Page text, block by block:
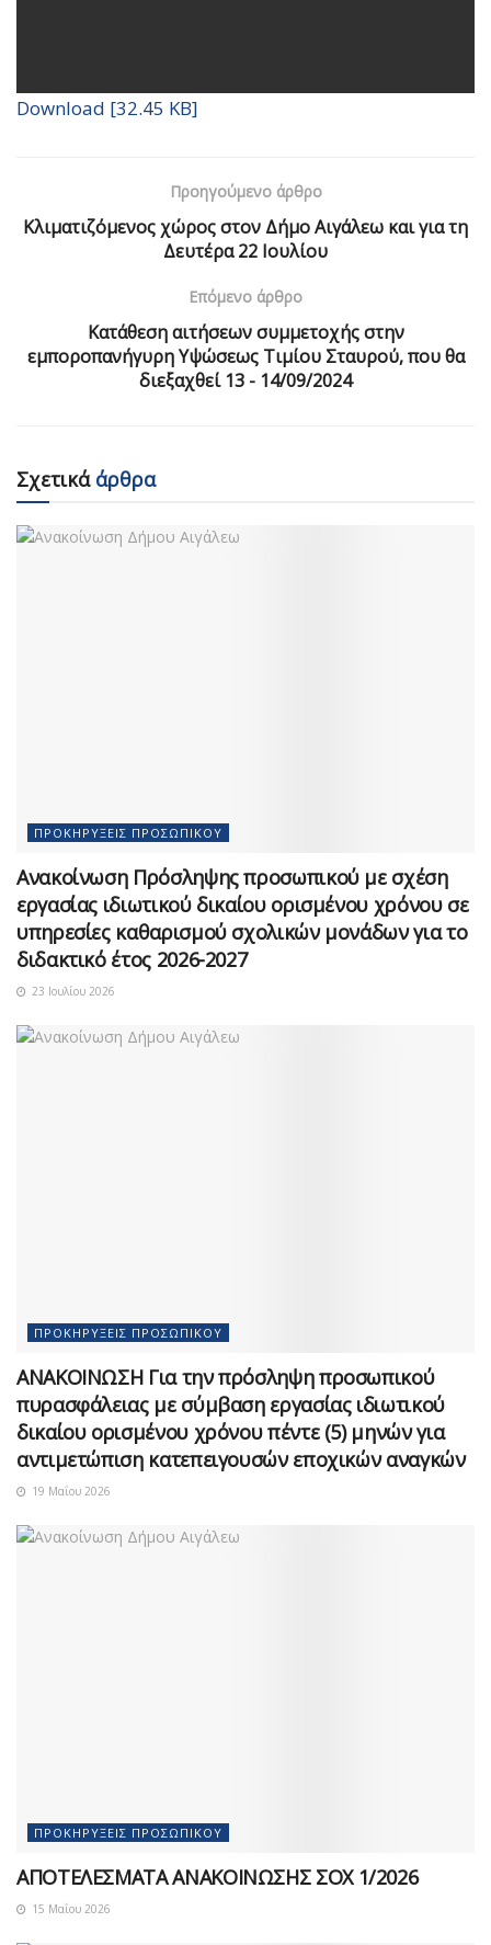
Download [32.45 KB]
Προηγούμενο άρθρο
Κλιματιζόμενος χώρος στον Δήμο Αιγάλεω και για τη
Δευτέρα 22 Ιουλίου
Επόμενο άρθρο
Kατάθεση αιτήσεων συμμετοχής στην
εμποροπανήγυρη Υψώσεως Τιμίου Σταυρού, που θα
διεξαχθεί 13 - 14/09/2024
Σχετικάάρθρα
ΠΡΟΚΗΡΎΞΕΙΣ ΠΡΟΣΩΠΙΚΟΎ
Ανακοίνωση Πρόσληψης προσωπικού με σχέση
εργασίας ιδιωτικού δικαίου ορισμένου χρόνου σε
υπηρεσίες καθαρισμού σχολικών μονάδων για το
διδακτικό έτος 2026-2027
23 Ιουλίου 2026
ΠΡΟΚΗΡΎΞΕΙΣ ΠΡΟΣΩΠΙΚΟΎ
ΑΝΑΚΟΙΝΩΣΗ Για την πρόσληψη προσωπικού
πυρασφάλειας με σύμβαση εργασίας ιδιωτικού
δικαίου ορισμένου χρόνου πέντε (5) μηνών για
αντιμετώπιση κατεπειγουσών εποχικών αναγκών
19 Μαΐου 2026
ΠΡΟΚΗΡΎΞΕΙΣ ΠΡΟΣΩΠΙΚΟΎ
ΑΠΟΤΕΛΕΣΜΑΤΑ ΑΝΑΚΟΙΝΩΣΗΣ ΣΟΧ 1/2026
15 Μαΐου 2026